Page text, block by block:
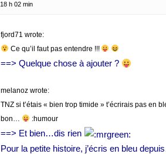
h 02 min
fjord71 wrote:
Ce qu’il faut pas entendre !!!
==> Quelque chose à ajouter ?
melanoz wrote:
TNZ si t’étais « bien trop timide » t’écrirais pas en
bon…
:humour
==> Et bien…dis rien
Pour la petite histoire, j’écris en bleu